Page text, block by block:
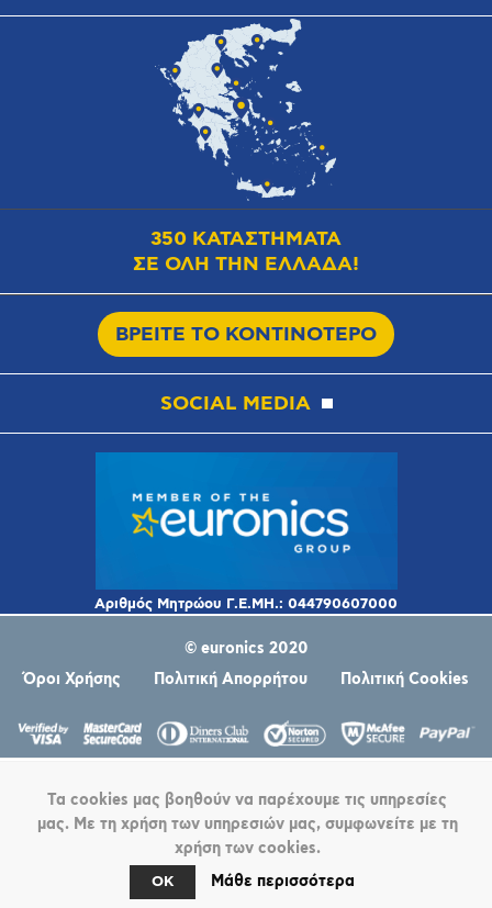
350 ΚΑΤΑΣΤΗΜΑΤΑ
ΣΕ ΟΛΗ ΤΗΝ ΕΛΛΑΔΑ!
ΒΡΕΙΤΕ ΤΟ ΚΟΝΤΙΝΟΤΕΡΟ
SOCIAL MEDIA
© euronics 2020
Όροι Χρήσης
Πολιτική Απορρήτου Πολιτική Cookies
Powered by
Τα cookies μας βοηθούν να παρέχουμε τις υπηρεσίες
μας. Με τη χρήση των υπηρεσιών μας, συμφωνείτε με τη
χρήση των cookies.
OK Μάθε περισσότερα